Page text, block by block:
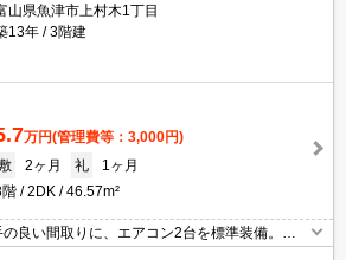
山県魚津市上村木1丁目
13年
3階建
万円(管理費等：3,000円)
2ヶ月 礼
1ヶ月
階
2DK 46.57m²
良い間取りに、エアコン2台を標準装備。ゆ
坪サイズの浴室で、毎日のバスタイムも快適